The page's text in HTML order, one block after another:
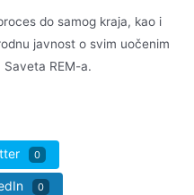
do samog kraja, kao i
javnost o svim uočenim
REM-a.
0
0